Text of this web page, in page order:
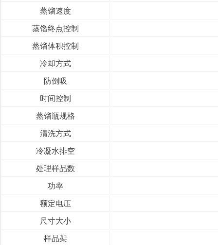
蒸馏速度
蒸馏终点控制
蒸馏体积控制
冷却方式
防倒吸
时间控制
蒸馏瓶规格
清洗方式
冷凝水排空
处理样品数
功率
额定电压
尺寸大小
样品架